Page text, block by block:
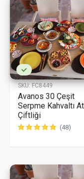
SKU:FC8449
Avanos 30 Çeşit
Serpme Kahvaltı At
Çiftliği
(48)